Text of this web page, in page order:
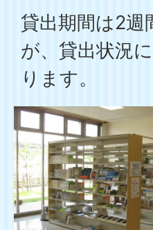
貸出期間は2週
が、貸出状況
ります。